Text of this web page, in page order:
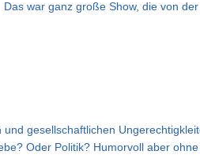
Das war ganz große Show, die von
gesellschaftlichen
Oder Politik? Humorvoll aber